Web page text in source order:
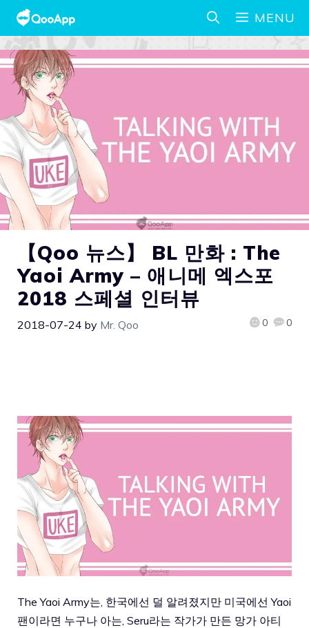
MENU
【Qoo 뉴스】 BL 만화 : The
Yaoi Army – 애니메 엑스포
2018 스페셜 인터뷰
2018-07-24 by Mr. Qoo 0 0
The Yaoi Army는, 한국에선 덜 알려졌지만 미국에선 Yaoi
팬이라면 누구나 아는, Seru라는 작가가 만든 망가 아티